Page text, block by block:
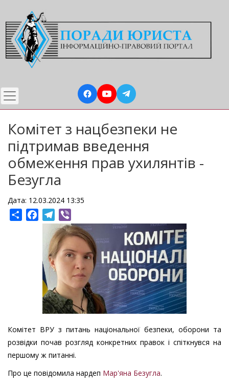
до
основного
вмісту
Комітет з нацбезпеки не
підтримав введення
обмеження прав ухилянтів -
Безугла
Дата: 12.03.2024 13:35
ShareFacebookTelegram
Комітет ВРУ з питань національної безпеки, оборони та
розвідки почав розгляд конкретних правок і спіткнувся на
першому ж питанні.
Про це повідомила нардеп Мар'яна Безугла.